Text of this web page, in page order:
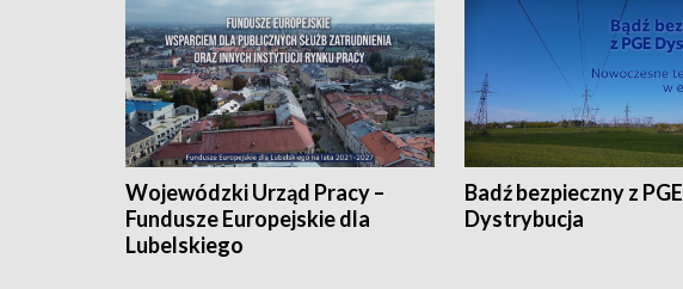
Wojewódzki Urząd Pracy –
Fundusze Europejskie dla
Lubelskiego
Badź bezpieczny z PGE
Dystrybucja